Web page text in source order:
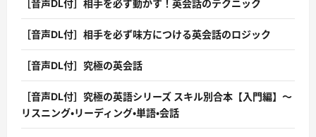
［音声DL付］相手を必ず動かす！英会話のテクニック
［音声DL付］相手を必ず味方につける英会話のロジック
［音声DL付］究極の英会話
［音声DL付］究極の英語シリーズ スキル別合本【入門編】〜
リスニング・リーディング・単語・会話